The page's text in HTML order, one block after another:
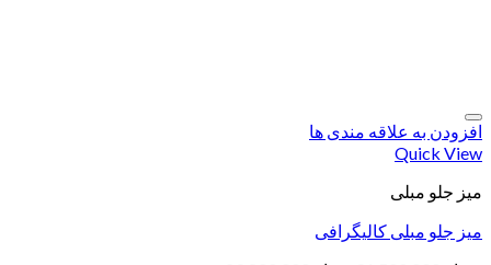
افزودن به علاقه مندی ها
Quick View
میز جلو مبلی
میز جلو مبلی کالیگرافی